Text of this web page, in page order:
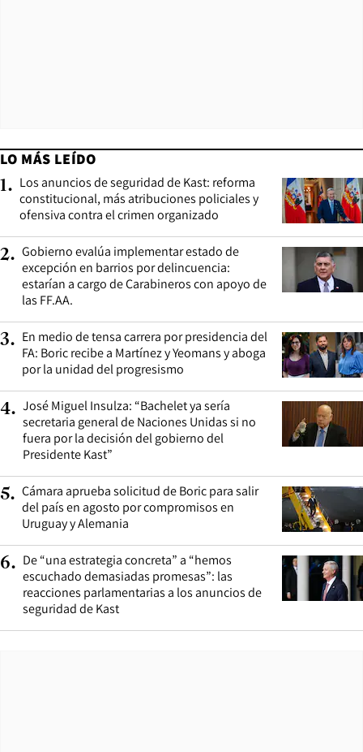
LO MÁS LEÍDO
1. Los anuncios de seguridad de Kast: reforma
constitucional, más atribuciones policiales y
ofensiva contra el crimen organizado
2. Gobierno evalúa implementar estado de
excepción en barrios por delincuencia:
estarían a cargo de Carabineros con apoyo de
las FF.AA.
3. En medio de tensa carrera por presidencia del
FA: Boric recibe a Martínez y Yeomans y aboga
por la unidad del progresismo
4. José Miguel Insulza: “Bachelet ya sería
secretaria general de Naciones Unidas si no
fuera por la decisión del gobierno del
Presidente Kast”
5. Cámara aprueba solicitud de Boric para salir
del país en agosto por compromisos en
Uruguay y Alemania
6. De “una estrategia concreta” a “hemos
escuchado demasiadas promesas”: las
reacciones parlamentarias a los anuncios de
seguridad de Kast